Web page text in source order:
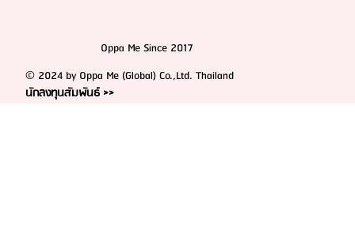
Oppa Me Since 2017
© 2024 by Oppa Me (Global) Co.,Ltd. Thailand
นักลงทุนสัมพันธ์ >>